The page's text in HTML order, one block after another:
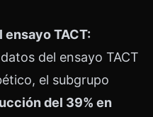
TACT:
del ensayo TACT
el subgrupo
del 39% en